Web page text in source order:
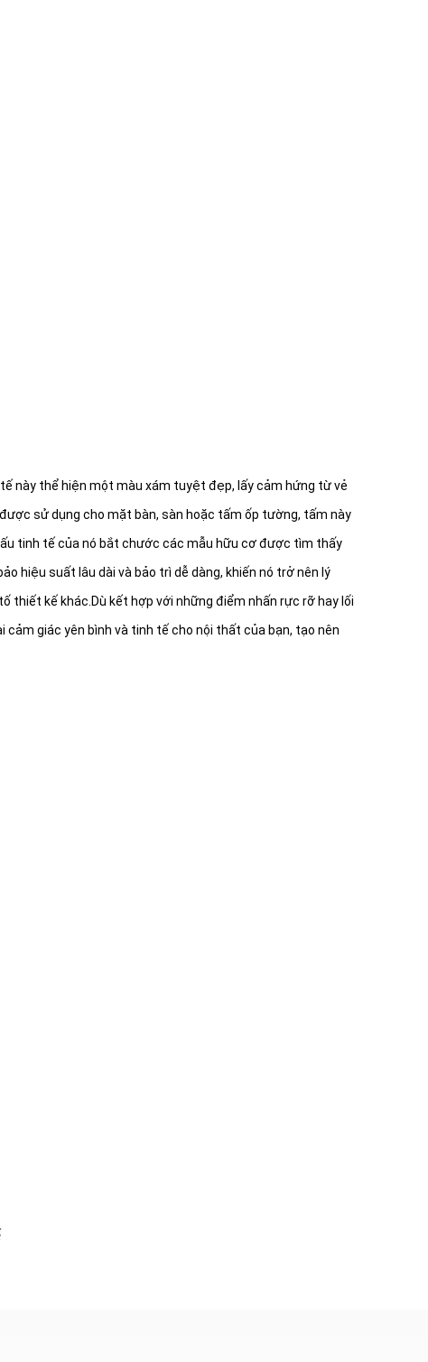
này thể hiện một màu xám tuyệt đẹp, lấy cảm hứng từ vẻ
sử dụng cho mặt bàn, sàn hoặc tấm ốp tường, tấm này
tinh tế của nó bắt chước các mẫu hữu cơ được tìm thấy
hiệu suất lâu dài và bảo trì dễ dàng, khiến nó trở nên lý
thiết kế khác.Dù kết hợp với những điểm nhấn rực rỡ hay lối
giác yên bình và tinh tế cho nội thất của bạn, tạo nên